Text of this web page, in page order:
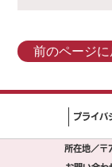
前のページに
プライバ
所在地／